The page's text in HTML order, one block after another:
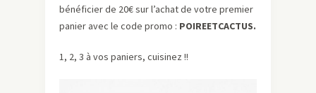
bénéficier de 20€ sur l’achat de votre premier
panier avec le code promo : POIREETCACTUS.
1, 2, 3 à vos paniers, cuisinez !!